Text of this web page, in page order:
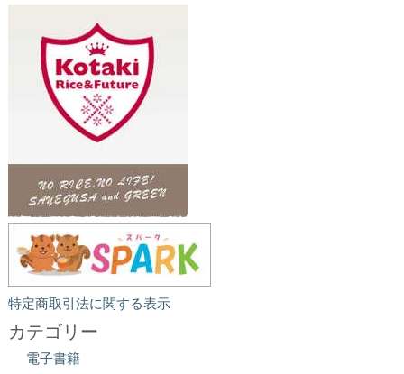
特定商取引法に関する表示
カテゴリー
電子書籍